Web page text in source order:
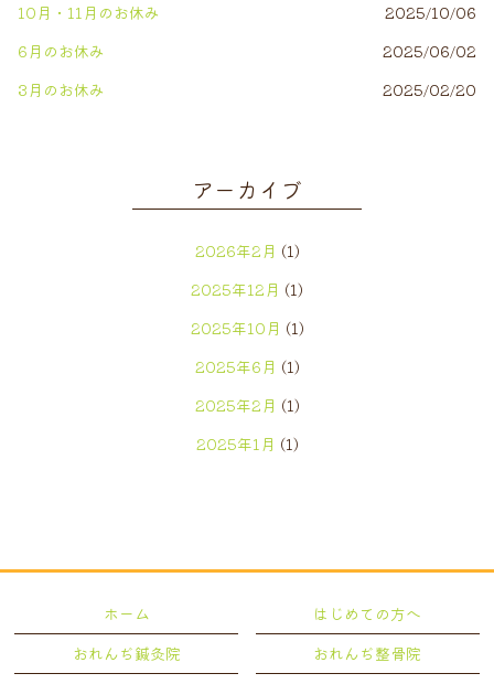
10月・11月のお休み
2025/10/06
6月のお休み
2025/06/02
3月のお休み
2025/02/20
アーカイブ
2026年2月 (1)
2025年12月 (1)
2025年10月 (1)
2025年6月 (1)
2025年2月 (1)
2025年1月 (1)
2024年3月(1)
2024年2月(1)
ホーム
はじめての方へ
おれんぢ鍼灸院
おれんぢ整骨院